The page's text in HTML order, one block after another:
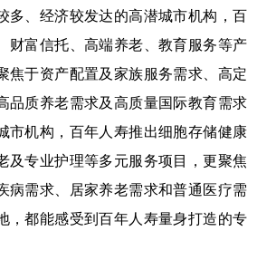
多、经济较发达的高潜城市机构，百
财富信托、高端养老、教育服务等产
焦于资产配置及家族服务需求、高定
品质养老需求及高质量国际教育需求
市机构，百年人寿推出细胞存储健康
及专业护理等多元服务项目，更聚焦
病需求、居家养老需求和普通医疗需
，都能感受到百年人寿量身打造的专